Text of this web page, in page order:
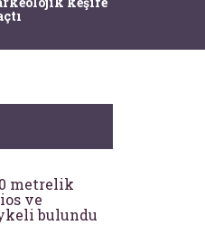
metrelik
ve
bulundu